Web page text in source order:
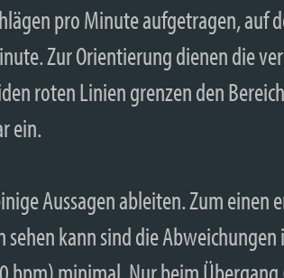
pro Minute aufgetragen, auf
Zur Orientierung dienen die
roten Linien grenzen den
ein.
Aussagen ableiten. Zum einen
kann sind die